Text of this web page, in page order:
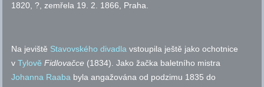
1820, ?, zemřela 19. 2. 1866, Praha.
Na jeviště Stavovského divadla vstoupila ještě jako ochotnice
vTylově Fidlovačce (1834). Jako žačka baletního mistra
Johanna Raaba byla angažována od podzimu 1835 do